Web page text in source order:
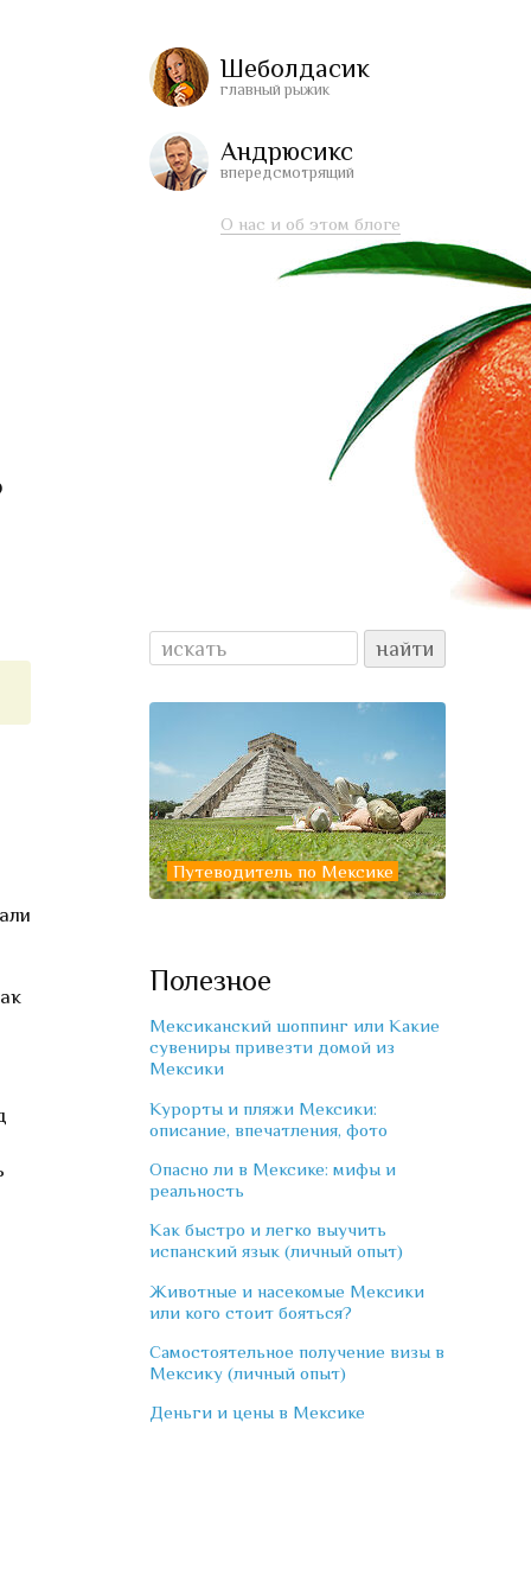
Шеболдасик
главный рыжик
Андрюсикс
впередсмотрящий
О нас и об этом блоге
Путеводитель по Мексике
Полезное
Мексиканский шоппинг или Какие
сувениры привезти домой из
Мексики
Курорты и пляжи Мексики:
описание, впечатления, фото
Опасно ли в Мексике: мифы и
реальность
Как быстро и легко выучить
испанский язык (личный опыт)
Животные и насекомые Мексики
или кого стоит бояться?
Самостоятельное получение визы в
Мексику (личный опыт)
Деньги и цены в Мексике